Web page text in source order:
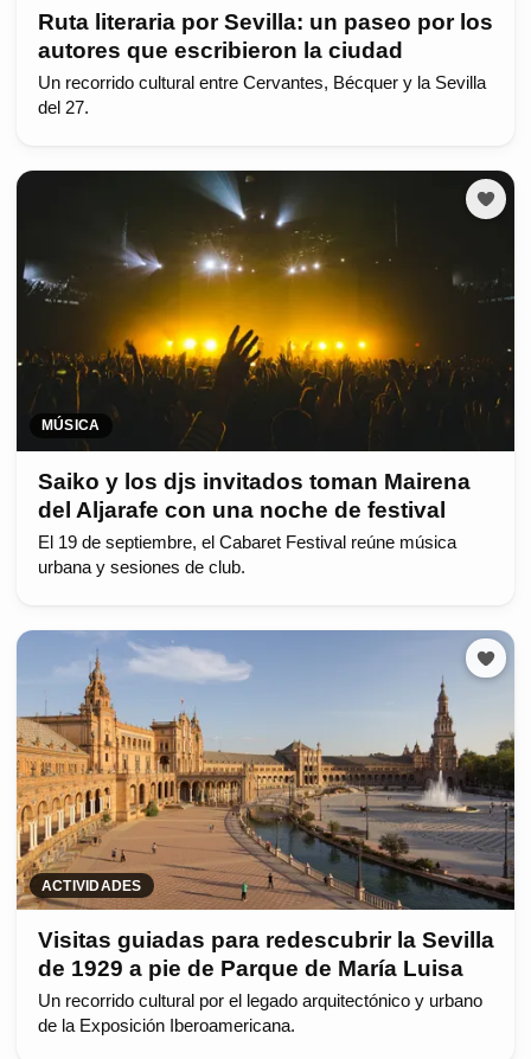
Ruta literaria por Sevilla: un paseo por los
autores que escribieron la ciudad
Un recorrido cultural entre Cervantes, Bécquer y la Sevilla
del 27.
MÚSICA
Saiko y los djs invitados toman Mairena
del Aljarafe con una noche de festival
El 19 de septiembre, el Cabaret Festival reúne música
urbana y sesiones de club.
ACTIVIDADES
Visitas guiadas para redescubrir la Sevilla
de 1929 a pie de Parque de María Luisa
Un recorrido cultural por el legado arquitectónico y urbano
de la Exposición Iberoamericana.